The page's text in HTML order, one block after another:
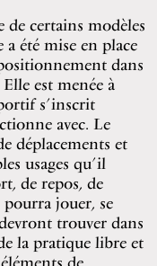
certains modèles
été mise en place
dans
est menée à
s’inscrit
avec. Le
déplacements et
usages qu’il
de repos, de
jouer, se
trouver dans
la pratique libre et
de